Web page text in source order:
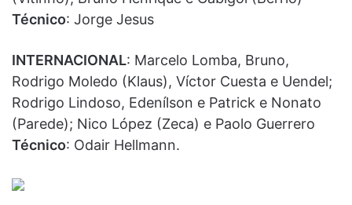
Técnico: Jorge Jesus
INTERNACIONAL: Marcelo Lomba, Bruno,
Rodrigo Moledo (Klaus), Víctor Cuesta e Uendel;
Rodrigo Lindoso, Edenílson e Patrick e Nonato
(Parede); Nico López (Zeca) e Paolo Guerrero
Técnico: Odair Hellmann.